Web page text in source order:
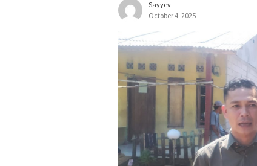
Sayyev
October 4, 2025